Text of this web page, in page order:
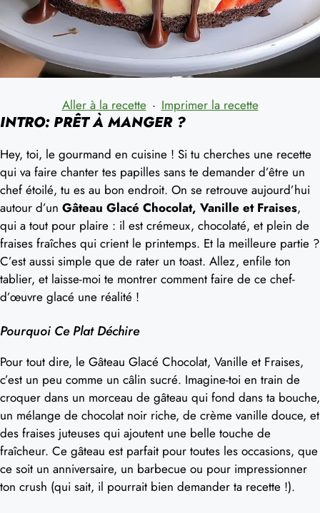
Aller à la recette · Imprimer la recette
INTRO: PRÊT À MANGER ?
Hey, toi, le gourmand en cuisine ! Si tu cherches une recette
qui va faire chanter tes papilles sans te demander d’être un
chef étoilé, tu es au bon endroit. On se retrouve aujourd’hui
autour d’un Gâteau Glacé Chocolat, Vanille et Fraises,
qui a tout pour plaire : il est crémeux, chocolaté, et plein de
fraises fraîches qui crient le printemps. Et la meilleure partie ?
C’est aussi simple que de rater un toast. Allez, enfile ton
tablier, et laisse-moi te montrer comment faire de ce chef-
d’œuvre glacé une réalité !
Pourquoi Ce Plat Déchire
Pour tout dire, le Gâteau Glacé Chocolat, Vanille et Fraises,
c’est un peu comme un câlin sucré. Imagine-toi en train de
croquer dans un morceau de gâteau qui fond dans ta bouche,
un mélange de chocolat noir riche, de crème vanille douce, et
des fraises juteuses qui ajoutent une belle touche de
fraîcheur. Ce gâteau est parfait pour toutes les occasions, que
ce soit un anniversaire, un barbecue ou pour impressionner
ton crush (qui sait, il pourrait bien demander ta recette !).